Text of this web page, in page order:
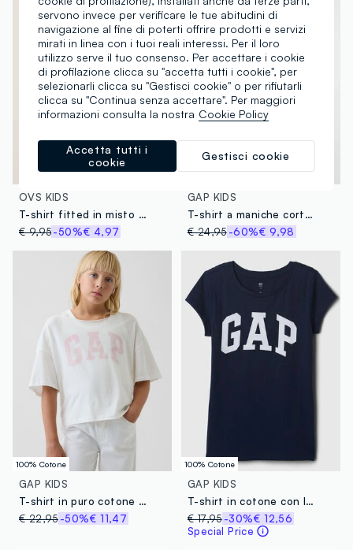
OVS KIDS
T-shirt fitted in misto cotone gialla da ragazza con scollo a V
€ 9,95-50%€ 4,97
GAP KIDS
T-shirt a maniche corte con volant e logo GAP
€ 24,95 -60%€ 9,98
100% Cotone
GAP KIDS
T-shirt in puro cotone con logo GAP
€ 22,95-50%€ 11,47
100% Cotone
GAP KIDS
T-shirt in cotone con logo GAP
€ 17,95 -30%€ 12,56
Special Price
servono invece per verificare le tue abitudini di
navigazione al fine di poterti offrire prodotti e servizi
mirati in linea con i tuoi reali interessi. Per il loro
utilizzo serve il tuo consenso. Per accettare i cookie
di profilazione clicca su "accetta tutti i cookie", per
selezionarli clicca su "Gestisci cookie" o per rifiutarli
clicca su "Continua senza accettare". Per maggiori
informazioni consulta la nostra Cookie Policy
Gestisci cookie
Accetta tutti i
cookie